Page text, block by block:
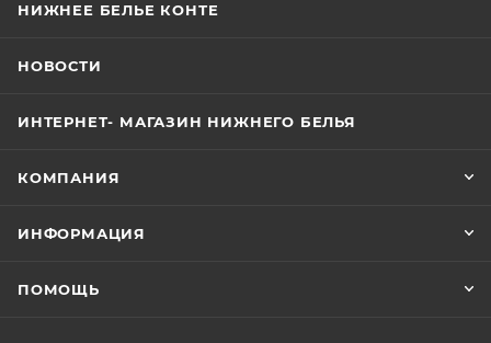
НИЖНЕЕ БЕЛЬЕ КОНТЕ
НОВОСТИ
ИНТЕРНЕТ- МАГАЗИН НИЖНЕГО БЕЛЬЯ
КОМПАНИЯ
ИНФОРМАЦИЯ
ПОМОЩЬ